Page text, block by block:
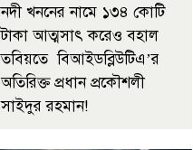
নদী খননের নামে ১৩৪ কোটি
টাকা আত্মসাৎ করেও বহাল
তবিয়তে বিআইডব্লিউটিএ’র
অতিরিক্ত প্রধান প্রকৌশলী
সাইদুর রহমান!